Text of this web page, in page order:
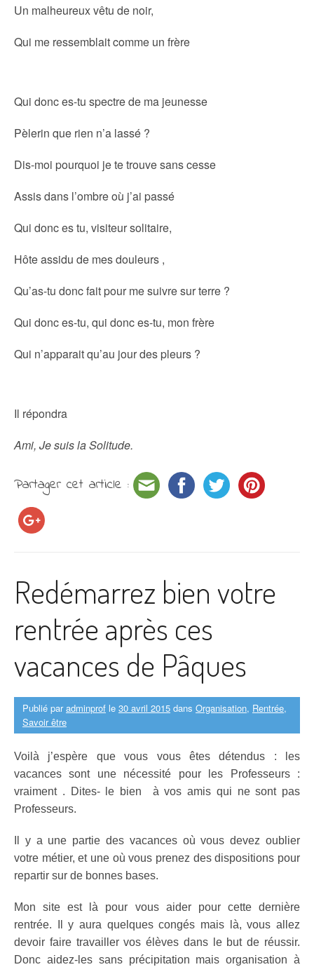
Un malheureux vêtu de noir,
Qui me ressemblait comme un frère
Qui donc es-tu spectre de ma jeunesse
Pèlerin que rien n’a lassé ?
Dis-moi pourquoi je te trouve sans cesse
Assis dans l’ombre où j’ai passé
Qui donc es tu, visiteur solitaire,
Hôte assidu de mes douleurs ,
Qu’as-tu donc fait pour me suivre sur terre ?
Qui donc es-tu, qui donc es-tu, mon frère
Qui n’apparait qu’au jour des pleurs ?
Il répondra
Ami, Je suis la Solitude.
Partager cet article :
Redémarrez bien votre
rentrée après ces
vacances de Pâques
Publié paradminprof le 30 avril 2015 dans Organisation, Rentrée,
Savoir être
Voilà j’espère que vous vous êtes détendus : les
vacances sont une nécessité pour les Professeurs :
vraiment . Dites- le bien à vos amis qui ne sont pas
Professeurs.
Il y a une partie des vacances où vous devez oublier
votre métier, et une où vous prenez des dispositions pour
repartir sur de bonnes bases.
Mon site est là pour vous aider pour cette dernière
rentrée. Il y aura quelques congés mais là, vous allez
devoir faire travailler vos élèves dans le but de réussir.
Donc aidez-les sans précipitation mais organisation à